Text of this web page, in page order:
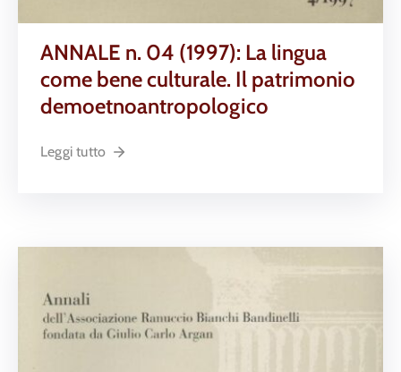
ANNALE n. 04 (1997): La lingua
come bene culturale. Il patrimonio
demoetnoantropologico
Leggi tutto